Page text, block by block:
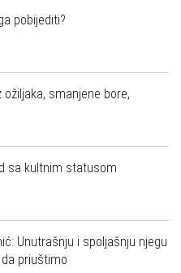
pobijediti?
ožiljaka, smanjene bore,
sa kultnim statusom
Unutrašnju i spoljašnju njegu
priuštimo